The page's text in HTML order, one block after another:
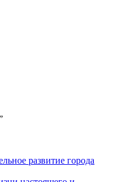
развитие города